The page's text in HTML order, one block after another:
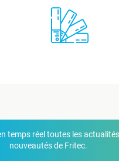
temps réel toutes les
nouveautés de Fritec.